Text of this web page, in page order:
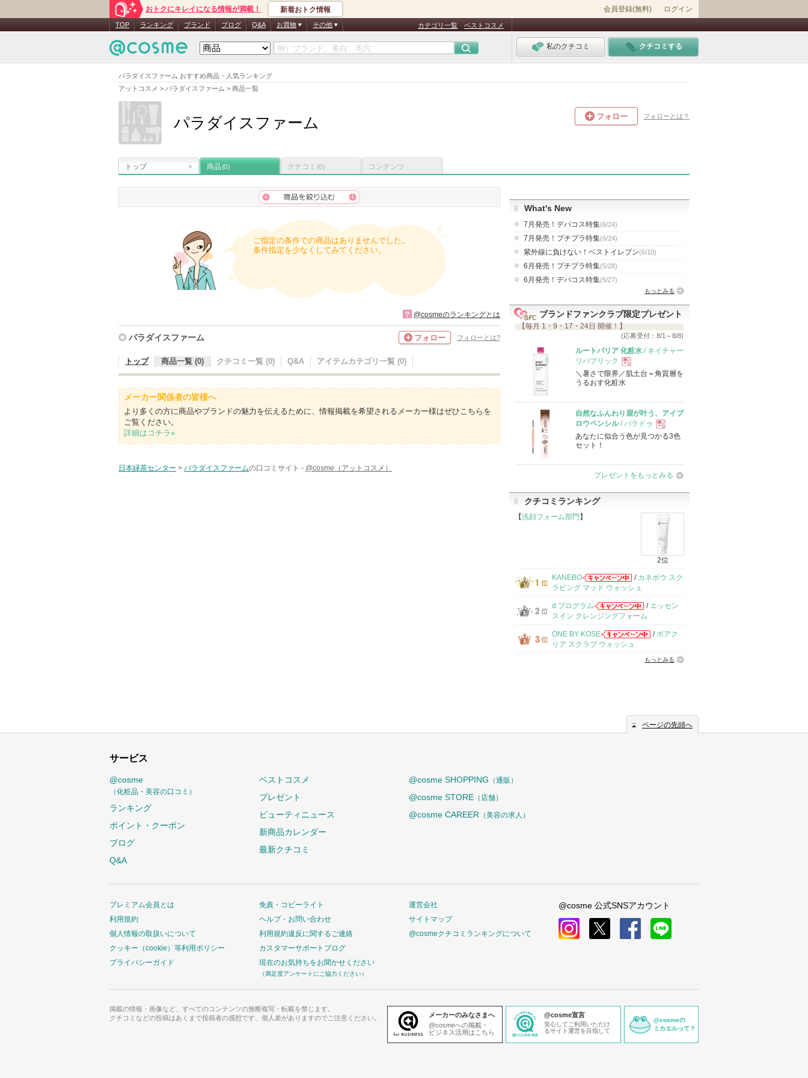
パラダイスファーム おすすめ商品・人気ランキング
アットコスメ > パラダイスファーム > 商品一覧
おトクにキレイになる情報が満載！ 新着おトク情報 会員登録(無料) ログイン
TOP ランキング ブランド ブログ Q&A お買物 その他 カテゴリ一覧 ベストコスメ
私のクチコミ クチコミする
パラダイスファーム フォロー フォローとは？
トップ 商品(0) クチコミ (0) コンテンツ
ご指定の条件での商品はありませんでした。
条件指定を少なくしてみてください。
? @cosmeのランキングとは
パラダイスファーム フォロー フォローとは?
トップ 商品一覧 (0) クチコミ一覧 (0) Q&A アイテムカテゴリ一覧 (0)
メーカー関係者の皆様へ
より多くの方に商品やブランドの魅力を伝えるために、情報掲載を希望されるメーカー様はぜひこちらを
ご覧ください。
詳細はコチラ»
日本緑茶センター > パラダイスファームの口コミサイト - @cosme（アットコスメ）
What's New
7月発売！デパコス特集(6/24)
7月発売！プチプラ特集(6/24)
紫外線に負けない！ベストイレブン(6/10)
6月発売！プチプラ特集(5/28)
6月発売！デパコス特集(5/27)
もっとみる
ブランドファンクラブ限定プレゼント
【毎月 1・9・17・24日 開催！】
(応募受付：8/1～8/8)
ルートバリア 化粧水 / ネイチャー
リパブリック
現
品
＼暑さで限界／肌土台＝角質層を
うるおす化粧水
自然なふんわり眉が叶う、アイブ
ロウペンシル/ パラドゥ
現
品
あなたに似合う色が見つかる3色
セット！
プレゼントをもっとみる
クチコミランキング
【洗顔フォーム部門 】
2位
KANEBO / カネボウ スク
ラビング マッド ウォッシュ
d プログラム / エッセン
スイン クレンジングフォーム
ONE BY KOSE /ポアク
リア スクラブ ウォッシュ
もっとみる
ページの先頭へ
サービス
@cosme
（化粧品・美容の口コミ）
ランキング
ポイント・クーポン
ブログ
Q&A
ベストコスメ
プレゼント
ビューティニュース
新商品カレンダー
最新クチコミ
@cosme SHOPPING （通販）
@cosme STORE （店舗）
@cosme CAREER （美容の求人）
プレミアム会員とは
利用規約
個人情報の取扱いについて
クッキー（cookie）等利用ポリシー
プライバシーガイド
免責・コピーライト
ヘルプ・お問い合わせ
利用規約違反に関するご連絡
カスタマーサポートブログ
現在のお気持ちをお聞かせください
（満足度アンケートにご協力ください）
運営会社
サイトマップ
@cosmeクチコミランキングについて
@cosme 公式SNSアカウント
掲載の情報・画像など、すべてのコンテンツの無断複写・転載を禁じます。
クチコミなどの投稿はあくまで投稿者の感想です。個人差がありますのでご注意ください。
メーカーのみなさまへ
@cosmeへの掲載・
ビジネス活用はこちら
@cosme宣言
安心してご利用いただけ
るサイト運営を目指して
@cosmeの
ミカエルって？